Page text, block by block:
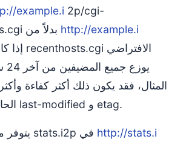
example.i 2p/cgi-
http://example.i
المثال، فقد يكون ذلك أكثر كفاءة
hosts.txt الحالي مع last-modified و etag.
http://stats.i